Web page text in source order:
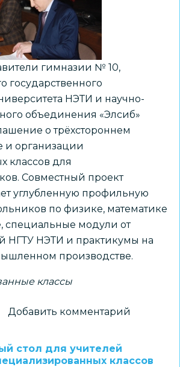
гимназии № 10,
государственного
НЭТИ и научно-
объединения «Элсиб»
о трёхстороннем
и организации
классов для
Совместный проект
углубленную профильную
по физике, математике
специальные модули от
НГТУ НЭТИ и практикумы на
производстве.
классы
Добавить комментарий
стол для учителей
классов